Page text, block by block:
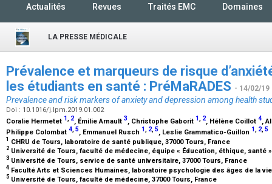
Actualités Revues Traités EMC Domaines
LA PRESSE MÉDICALE
Prévalence et marqueurs de risque
les étudiants en santé : PréMaRADES - 14/02/19
Prevalence and risk markers of anxiety and depression among health
Doi : 10.1016/j.lpm.2019.01.002
Coralie Hermetet 1, 2, Émilie Arnault 3, Christophe Gaborit 1, 2, Hélène Coillot 4,
Philippe Colombat 4 5, Emmanuel Rusch 1 2 5, Leslie Grammatico-Guillon 1 2 5
1 CHRU de Tours, laboratoire de santé publique, 37000 Tours, France
2 Université de Tours, faculté de médecine, équipe « Éducation, éthique, santé »
3 Université de Tours, service de santé universitaire, 37000 Tours, France
4 Faculté Arts et Sciences Humaines, laboratoire psychologie des âges de la vie
5 Université de Tours, faculté de médecine, 37000 Tours, France